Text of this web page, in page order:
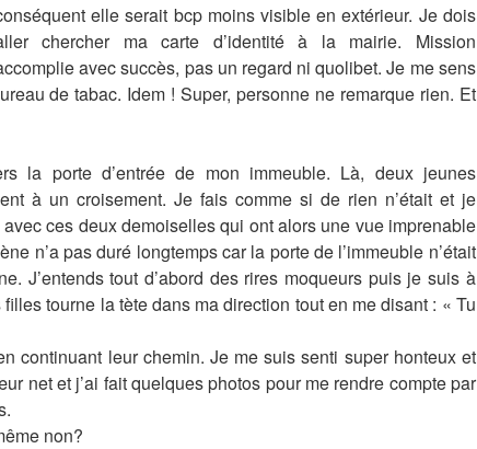
elle serait bcp moins visible en extérieur. Je dois
chercher ma carte d’identité à la mairie. Mission
avec succès, pas un regard ni quolibet. Je me sens
de tabac. Idem ! Super, personne ne remarque rien. Et
la porte d’entrée de mon immeuble. Là, deux jeunes
à un croisement. Je fais comme si de rien n’était et je
ces deux demoiselles qui ont alors une vue imprenable
n’a pas duré longtemps car la porte de l’immeuble n’était
J’entends tout d’abord des rires moqueurs puis je suis à
tourne la tète dans ma direction tout en me disant : « Tu
continuant leur chemin. Je me suis senti super honteux et
net et j’ai fait quelques photos pour me rendre compte par
non?